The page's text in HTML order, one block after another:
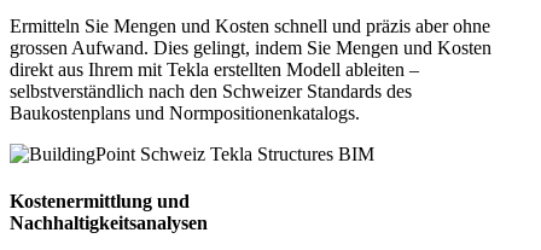
Ermitteln Sie Mengen und Kosten schnell und präzis aber ohne
grossen Aufwand. Dies gelingt, indem Sie Mengen und Kosten
direkt aus Ihrem mit Tekla erstellten Modell ableiten –
selbstverständlich nach den Schweizer Standards des
Baukostenplans und Normpositionenkatalogs.
Kostenermittlung und
Nachhaltigkeitsanalysen